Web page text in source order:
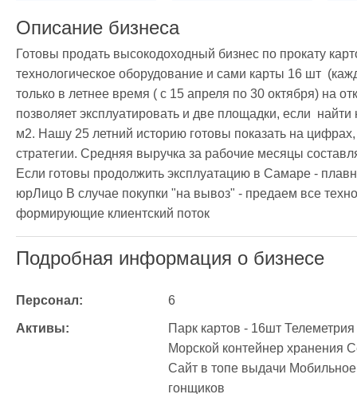
Описание бизнеса
Готовы продать высокодоходный бизнес по прокату
технологическое оборудование и сами карты 16 шт
только в летнее время ( с 15 апреля по 30 октября) на
позволяет эксплуатировать и две площадки, если
м2. Нашу 25 летний историю готовы показать на
стратегии. Средняя выручка за рабочие месяцы
Если готовы продолжить эксплуатацию в Самаре -
юрЛицо В случае покупки "на вывоз" - предаем все
формирующие клиентский поток
Подробная информация о бизнесе
Персонал: 6
Активы:
Парк картов - 16шт
Морской контейнер хранения
Сайт в топе выдачи
гонщиков